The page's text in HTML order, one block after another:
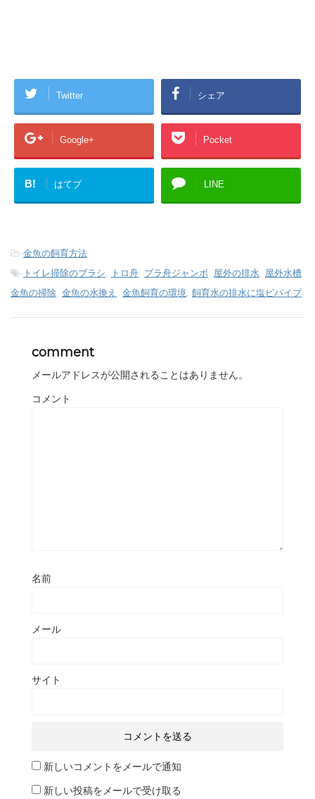
Twitter シェア
Google+ Pocket
B! はてブ LINE
-金魚の飼育方法
- トイレ掃除のブラシ トロ舟 プラ舟ジャンボ 屋外の排水 屋外水槽
金魚の掃除 金魚の水換え 金魚飼育の環境 飼育水の排水に塩ビパイプ
comment
メールアドレスが公開されることはありません。
コメント
名前
メール
サイト
新しいコメントをメールで通知
新しい投稿をメールで受け取る